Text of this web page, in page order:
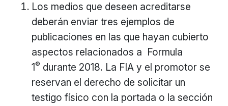
Los medios que deseen acreditarse
deberán enviar tres ejemplos de
publicaciones en las que hayan cubierto
aspectos relacionados a Formula
1® durante 2018. La FIA y el promotor se
reservan el derecho de solicitar un
testigo físico con la portada o la sección